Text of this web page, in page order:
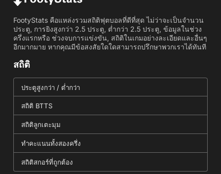
FootyStats คือแหล่งรวมสถิติฟุตบอลที่ดีที่สุด ไม่ว่าจะเป็นจำนวน
ประตู, การยิงสูงกว่า 2.5 ประตู, ต่ำกว่า 2.5 ประตู, ข้อมูลในช่วง
ครึ่งแรกหรือ ช่วงจบการแข่งขัน, สถิติในเกมอย่างละเอียดและอื่นๆ
อีกมากมาย หากคุณมีข้อสงสัยใดใดสามารถปรึกษาพวกเราได้ทันที
สถิติ
ประตูสูงกว่า / ต่ำกว่า
สถิติ BTTS
สถิติลูกเตะมุม
ทำคะแนนทั้งสองครึ่ง
สถิติสกอร์ที่ถูกต้อง